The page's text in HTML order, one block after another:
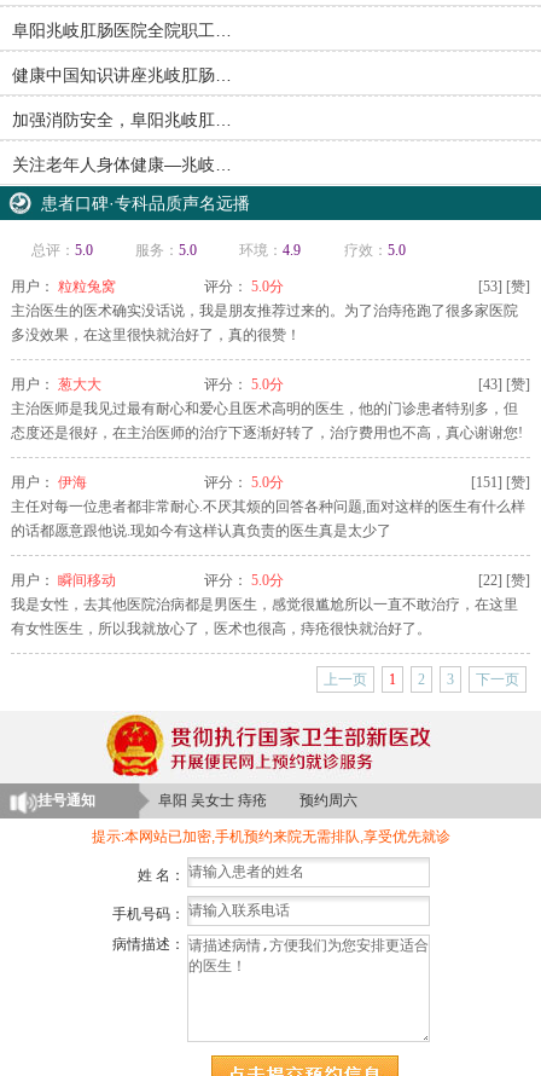
阜阳兆岐肛肠医院全院职工…
健康中国知识讲座兆岐肛肠…
加强消防安全，阜阳兆岐肛…
关注老年人身体健康—兆岐…
患者口碑·专科品质声名远播
总评：5.0 服务：5.0 环境：4.9 疗效： 5.0
用户： 粒粒兔窝 评分： 5.0分 [53] [赞]
主治医生的医术确实没话说，我是朋友推荐过来的。为了治痔疮跑了很多家医院
多没效果，在这里很快就治好了，真的很赞！
用户： 葱大大 评分： 5.0分 [43] [赞]
主治医师是我见过最有耐心和爱心且医术高明的医生，他的门诊患者特别多，但
态度还是很好，在主治医师的治疗下逐渐好转了，治疗费用也不高，真心谢谢您!
用户： 伊海 评分： 5.0分 [151] [赞]
主任对每一位患者都非常耐心.不厌其烦的回答各种问题,面对这样的医生有什么样
的话都愿意跟他说.现如今有这样认真负责的医生真是太少了
用户： 瞬间移动 评分： 5.0分 [22] [赞]
我是女性，去其他医院治病都是男医生，感觉很尴尬所以一直不敢治疗，在这里
有女性医生，所以我就放心了，医术也很高，痔疮很快就治好了。
上一页 1 2 3 下一页
挂号通知
颍上 李女士 肛周脓肿 预约周三
临泉 晨先生 肛瘘 预约周一
阜阳 苏女士 大便出血 预约周一
阜阳 吴女士 痔疮 预约周六
亳州 陈先生 脱肛 预约周一
界首 许女士 便秘 预约周四
颍上 郑先生 肛周脓肿 预约周二
阜南 林女士 肛瘘 预约周日
阜南 陈先生 痔疮 预约周一
提示:本网站已加密,手机预约来院无需排队,享受优先就诊
姓 名：
手机号码：
病情描述：